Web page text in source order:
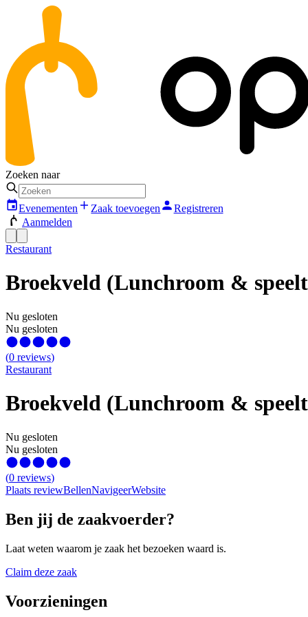
Zoeken naar
Evenementen Zaak toevoegen
Registreren
Aanmelden
Restaurant
Broekveld (Lunchroom &
Nu gesloten
Nu gesloten
(0 reviews)
Restaurant
Broekveld (Lunchroom &
Nu gesloten
Nu gesloten
(0 reviews)
Plaats reviewBellenNavigeerWebsite
Ben jij de zaakvoerder?
Laat weten waarom je zaak het bezoeken waard is.
Claim deze zaak
Voorzieningen